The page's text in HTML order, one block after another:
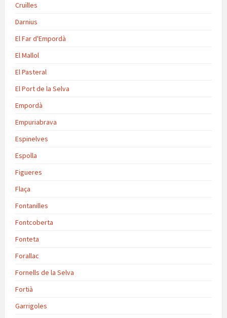
Cruïlles
Darnius
El Far d'Empordà
El Mallol
El Pasteral
El Port de la Selva
Empordà
Empuriabrava
Espinelves
Espolla
Figueres
Flaça
Fontanilles
Fontcoberta
Fonteta
Forallac
Fornells de la Selva
Fortià
Garrigoles